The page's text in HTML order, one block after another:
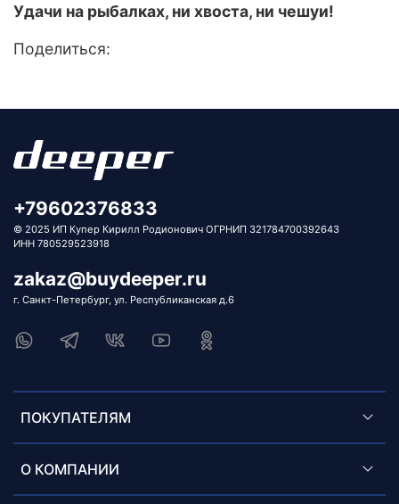
Удачи на рыбалках, ни хвоста, ни чешуи!
Поделиться:
ПОКУПАТЕЛЯМ
О КОМПАНИИ
+79602376833
© 2025 ИП Купер Кирилл Родионович ОГРНИП 321784700392643
ИНН 780529523918
zakaz@buydeeper.ru
г. Санкт-Петербург, ул. Республиканская д.6